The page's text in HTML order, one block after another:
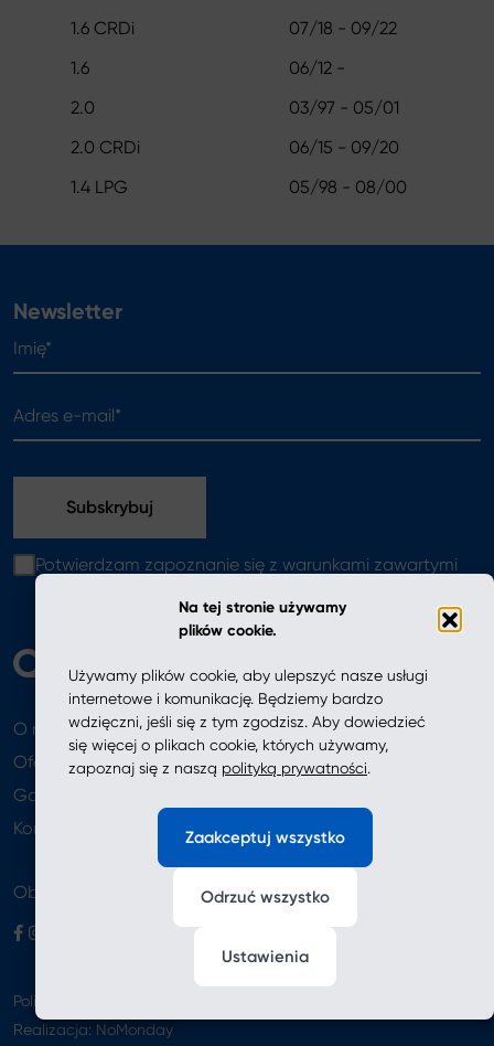
Na tej stronie używamy
plików cookie.
Używamy plików cookie, aby ulepszyć nasze usługi
internetowe i komunikację. Będziemy bardzo
wdzięczni, jeśli się z tym zgodzisz. Aby dowiedzieć
się więcej o plikach cookie, których używamy,
zapoznaj się z naszą polityką prywatności.
Zaakceptuj wszystko
Odrzuć wszystko
Ustawienia
1.6 CRDi
07/18 - 09/22
1.6
06/12 -
2.0
03/97 - 05/01
2.0 CRDi
06/15 - 09/20
1.4 LPG
05/98 - 08/00
Newsletter
Potwierdzam zapoznanie się z warunkami zawartymi
O nas
Oferta
Aktualności
Gdzie kupić
Kontakt
Obserwuj nas
Polityka prywatności
Realizacja: NoMonday